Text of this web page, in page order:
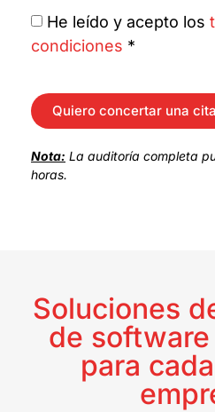
He leído y acepto los
condiciones *
Quiero concertar una cita
Nota: La auditoría completa
horas.
Soluciones
de
para